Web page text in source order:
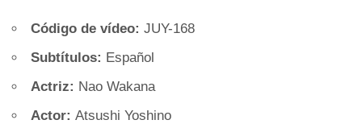
Código de vídeo:JUY-168
Subtítulos: Español
Actriz: Nao Wakana
Actor:Atsushi Yoshino